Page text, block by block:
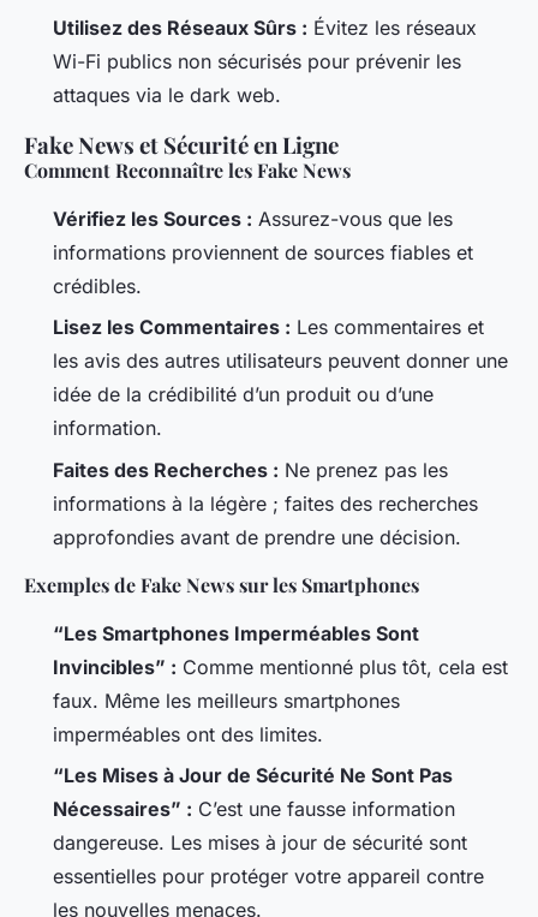
Utilisez des Réseaux Sûrs : Évitez les réseaux
Wi-Fi publics non sécurisés pour prévenir les
attaques via le dark web.
Fake News et Sécurité en Ligne
Comment Reconnaître les Fake News
Vérifiez les Sources : Assurez-vous que les
informations proviennent de sources fiables et
crédibles.
Lisez les Commentaires : Les commentaires et
les avis des autres utilisateurs peuvent donner une
idée de la crédibilité d’un produit ou d’une
information.
Faites des Recherches : Ne prenez pas les
informations à la légère ; faites des recherches
approfondies avant de prendre une décision.
Exemples de Fake News sur les Smartphones
“Les Smartphones Imperméables Sont
Invincibles” : Comme mentionné plus tôt, cela est
faux. Même les meilleurs smartphones
imperméables ont des limites.
“Les Mises à Jour de Sécurité Ne Sont Pas
Nécessaires” : C’est une fausse information
dangereuse. Les mises à jour de sécurité sont
essentielles pour protéger votre appareil contre
les nouvelles menaces.